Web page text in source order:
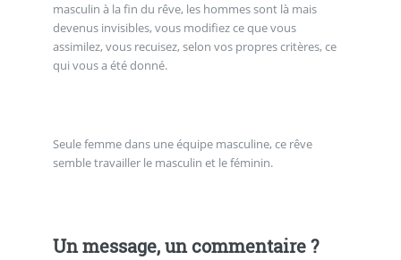
masculin à la fin du rêve, les hommes sont là mais
devenus invisibles, vous modifiez ce que vous
assimilez, vous recuisez, selon vos propres critères, ce
qui vous a été donné.
Seule femme dans une équipe masculine, ce rêve
semble travailler le masculin et le féminin.
Un message, un commentaire ?